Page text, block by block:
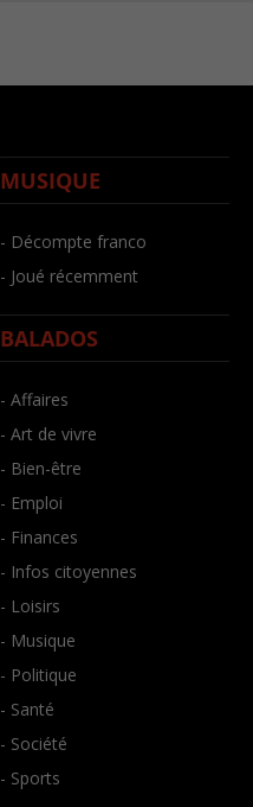
MUSIQUE
- Décompte franco
- Joué récemment
BALADOS
- Affaires
- Art de vivre
- Bien-être
- Emploi
- Finances
- Infos citoyennes
- Loisirs
- Musique
- Politique
- Santé
- Société
- Sports